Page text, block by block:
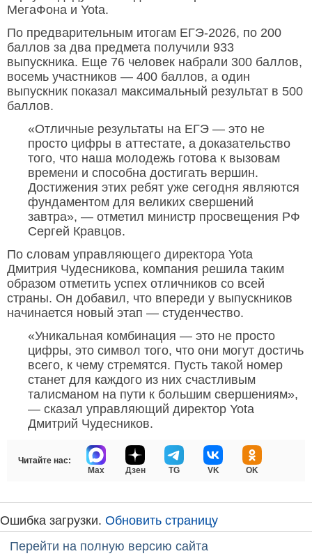
МегаФона и Yota.
По предварительным итогам ЕГЭ-2026, по 200
баллов за два предмета получили 933
выпускника. Еще 76 человек набрали 300 баллов,
восемь участников — 400 баллов, а один
выпускник показал максимальный результат в 500
баллов.
«Отличные результаты на ЕГЭ — это не
просто цифры в аттестате, а доказательство
того, что наша молодежь готова к вызовам
времени и способна достигать вершин.
Достижения этих ребят уже сегодня являются
фундаментом для великих свершений
завтра», — отметил министр просвещения РФ
Сергей Кравцов.
По словам управляющего директора Yota
Дмитрия Чудесникова, компания решила таким
образом отметить успех отличников со всей
страны. Он добавил, что впереди у выпускников
начинается новый этап — студенчество.
«Уникальная комбинация — это не просто
цифры, это символ того, что они могут достичь
всего, к чему стремятся. Пусть такой номер
станет для каждого из них счастливым
талисманом на пути к большим свершениям»,
— сказал управляющий директор Yota
Дмитрий Чудесников.
Читайте нас:
Max
Дзен TG VK OK
Ошибка загрузки. Обновить страницу
Перейти на полную версию сайта